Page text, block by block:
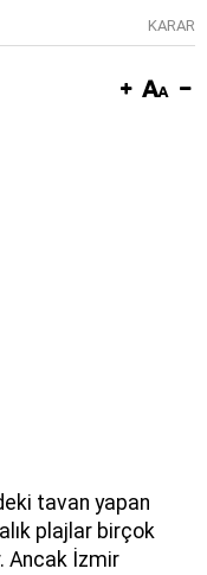
KARAR
tavan yapan
plajlar birçok
Ancak İzmir